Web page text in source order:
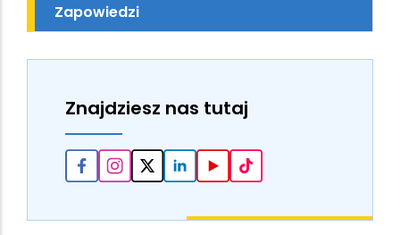
Zapowiedzi
Znajdziesz nas tutaj